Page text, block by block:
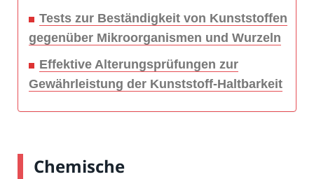
Tests zur Beständigkeit von Kunststoffen
gegenüber Mikroorganismen und Wurzeln
Effektive Alterungsprüfungen zur
Gewährleistung der Kunststoff-Haltbarkeit
Chemische